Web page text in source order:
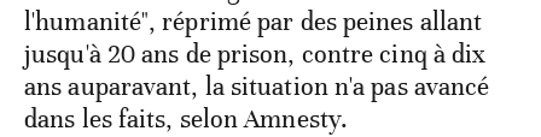
l'humanité", réprimé par des peines allant
jusqu'à 20 ans de prison, contre cinq à dix
ans auparavant, la situation n'a pas avancé
dans les faits, selon Amnesty.